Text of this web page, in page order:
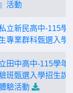
活動
立新民高中-115學
專業群科甄選入學
田中高中-115學年
班甄選入學招生說
驗活動